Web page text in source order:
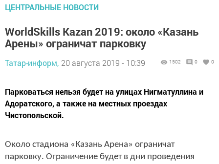
ЦЕНТРАЛЬНЫЕ НОВОСТИ
WorldSkills Kazan 2019: около «Казань
Арены» ограничат парковку
Татар-информ, 20 августа 2019 - 10:39 1502 0 0
Парковаться нельзя будет на улицах Нигматуллина и
Адоратского, а также на местных проездах
Чистопольской.
Около стадиона «Казань Арена» ограничат
парковку. Ограничение будет в дни проведения